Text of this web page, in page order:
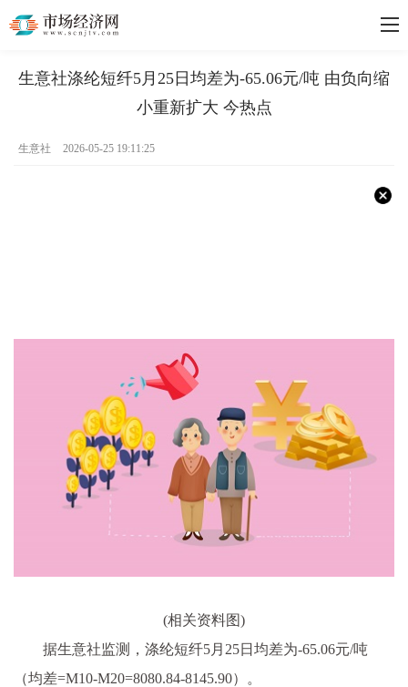
生意社涤纶短纤5月25日均差为-65.06元/吨 由负向缩
小重新扩大 今热点
生意社 2026-05-25 19:11:25
(相关资料图)
据生意社监测，涤纶短纤5月25日均差为-65.06元/吨
（均差=M10-M20=8080.84-8145.90）。